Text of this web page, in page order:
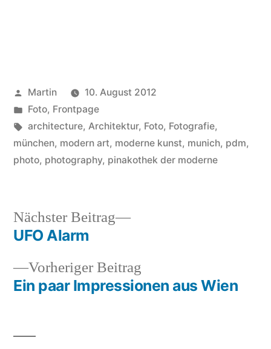
Veröffentlicht
von
Martin
10. August 2012
Veröffentlicht
unter
Foto, Frontpage
Schlagwörter:
architecture, Architektur, Foto, Fotografie,
münchen, modern art, moderne kunst, munich, pdm,
photo, photography, pinakothek der moderne
Beitragsnavigation
Vorheriger Beitrag
Beitrag:
Ein paar Impressionen aus Wien
Nächster Beitrag
Nächster
UFO Alarm